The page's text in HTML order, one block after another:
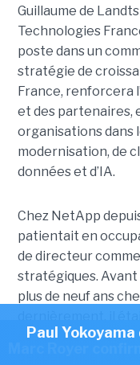
Marc Royer
Guillaume de
Technologies
poste dans un
stratégie de
France, renforcera
et des partenaires,
organisations dans
modernisation, de
données et d’IA.
Chez NetApp
patientait en
de directeur
stratégiques. Avant
plus de neuf ans
dernièrement, il
des données non
d’expérience l’ont
Paul